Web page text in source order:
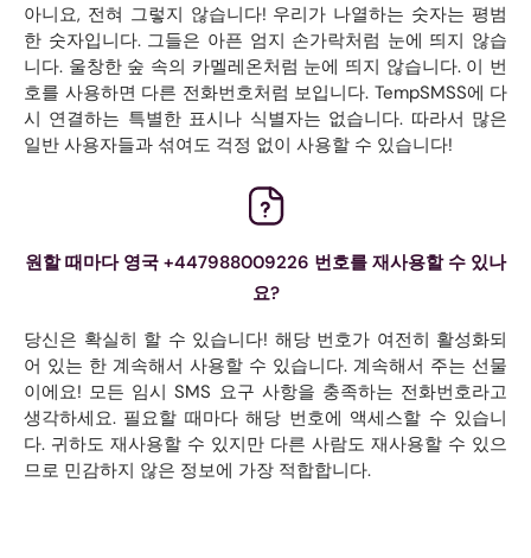
아니요, 전혀 그렇지 않습니다! 우리가 나열하는 숫자는 평범
한 숫자입니다. 그들은 아픈 엄지 손가락처럼 눈에 띄지 않습
니다. 울창한 숲 속의 카멜레온처럼 눈에 띄지 않습니다. 이 번
호를 사용하면 다른 전화번호처럼 보입니다. TempSMSS에 다
시 연결하는 특별한 표시나 식별자는 없습니다. 따라서 많은
일반 사용자들과 섞여도 걱정 없이 사용할 수 있습니다!
원할 때마다 영국 +447988009226 번호를 재사용할 수 있나
요?
당신은 확실히 할 수 있습니다! 해당 번호가 여전히 활성화되
어 있는 한 계속해서 사용할 수 있습니다. 계속해서 주는 선물
이에요! 모든 임시 SMS 요구 사항을 충족하는 전화번호라고
생각하세요. 필요할 때마다 해당 번호에 액세스할 수 있습니
다. 귀하도 재사용할 수 있지만 다른 사람도 재사용할 수 있으
므로 민감하지 않은 정보에 가장 적합합니다.